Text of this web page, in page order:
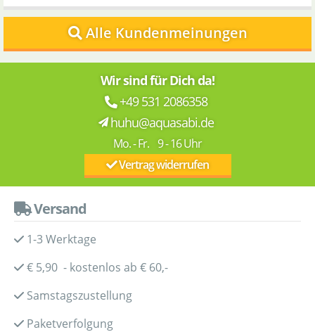
Alle Kundenmeinungen
Wir sind für Dich da!
+49 531 2086358
huhu@aquasabi.de
Mo. - Fr. 9 - 16 Uhr
Vertrag widerrufen
Versand
1-3 Werktage
€ 5,90 - kostenlos ab € 60,-
Samstagszustellung
Paketverfolgung